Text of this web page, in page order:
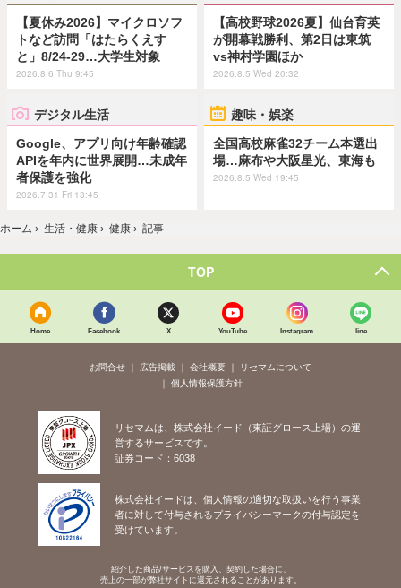
【夏休み2026】マイクロソフ
トなど訪問「はたらくえす
と」8/24-29…大学生対象
2026.8.6 Thu 9:45
【高校野球2026夏】仙台育英
が開幕戦勝利、第2日は東筑
vs神村学園ほか
2026.8.5 Wed 20:32
デジタル生活
Google、アプリ向け年齢確認
APIを年内に世界展開…未成年
者保護を強化
2026.7.31 Fri 13:45
趣味・娯楽
全国高校麻雀32チーム本選出
場…麻布や大阪星光、東海も
2026.8.5 Wed 19:45
ホーム › 生活・健康 › 健康 › 記事
TOP
Home Facebook X YouTube Instagram line
お問合せ 広告掲載 会社概要
リセマムについて
個人情報保護方針
リセマムは、株式会社イード（東証グロース上場）の運
営するサービスです。
証券コード：6038
株式会社イードは、個人情報の適切な取扱いを行う事業
者に対して付与されるプライバシーマークの付与認定を
受けています。
紹介した商品/サービスを購入、契約した場合に、
売上の一部が弊社サイトに還元されることがあります。